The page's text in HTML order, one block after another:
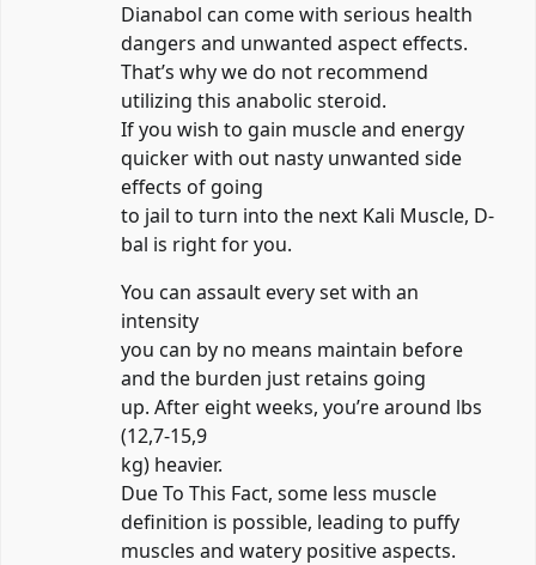
Dianabol can come with serious health
dangers and unwanted aspect effects.
That’s why we do not recommend
utilizing this anabolic steroid.
If you wish to gain muscle and energy
quicker with out nasty unwanted side
effects of going
to jail to turn into the next Kali Muscle, D-
bal is right for you.
You can assault every set with an
intensity
you can by no means maintain before
and the burden just retains going
up. After eight weeks, you’re around lbs
(12,7-15,9
kg) heavier.
Due To This Fact, some less muscle
definition is possible, leading to puffy
muscles and watery positive aspects.